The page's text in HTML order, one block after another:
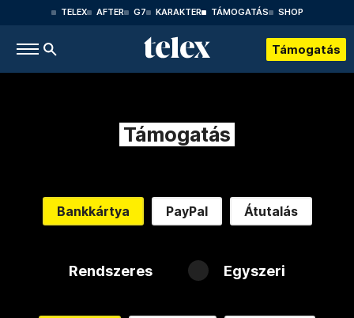
TELEX AFTER G7 KARAKTER TÁMOGATÁS SHOP
Támogatás
Támogatás
Bankkártya PayPal Átutalás
Rendszeres Egyszeri